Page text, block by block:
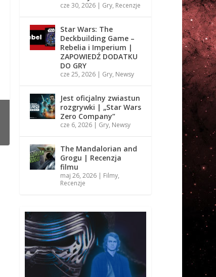
cze 30, 2026 | Gry, Recenzje
Star Wars: The
Deckbuilding Game –
Rebelia i Imperium |
ZAPOWIEDŹ DODATKU
DO GRY
cze 25, 2026 | Gry, Newsy
Jest oficjalny zwiastun
rozgrywki | „Star Wars
Zero Company”
cze 6, 2026 | Gry, Newsy
The Mandalorian and
Grogu | Recenzja
filmu
maj 26, 2026 | Filmy,
Recenzje